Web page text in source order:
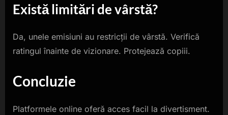
Există limitări de vârstă?
Da, unele emisiuni au restricții de vârstă. Verifică
ratingul înainte de vizionare. Protejează copiii.
Concluzie
Platformele online oferă acces facil la divertisment.